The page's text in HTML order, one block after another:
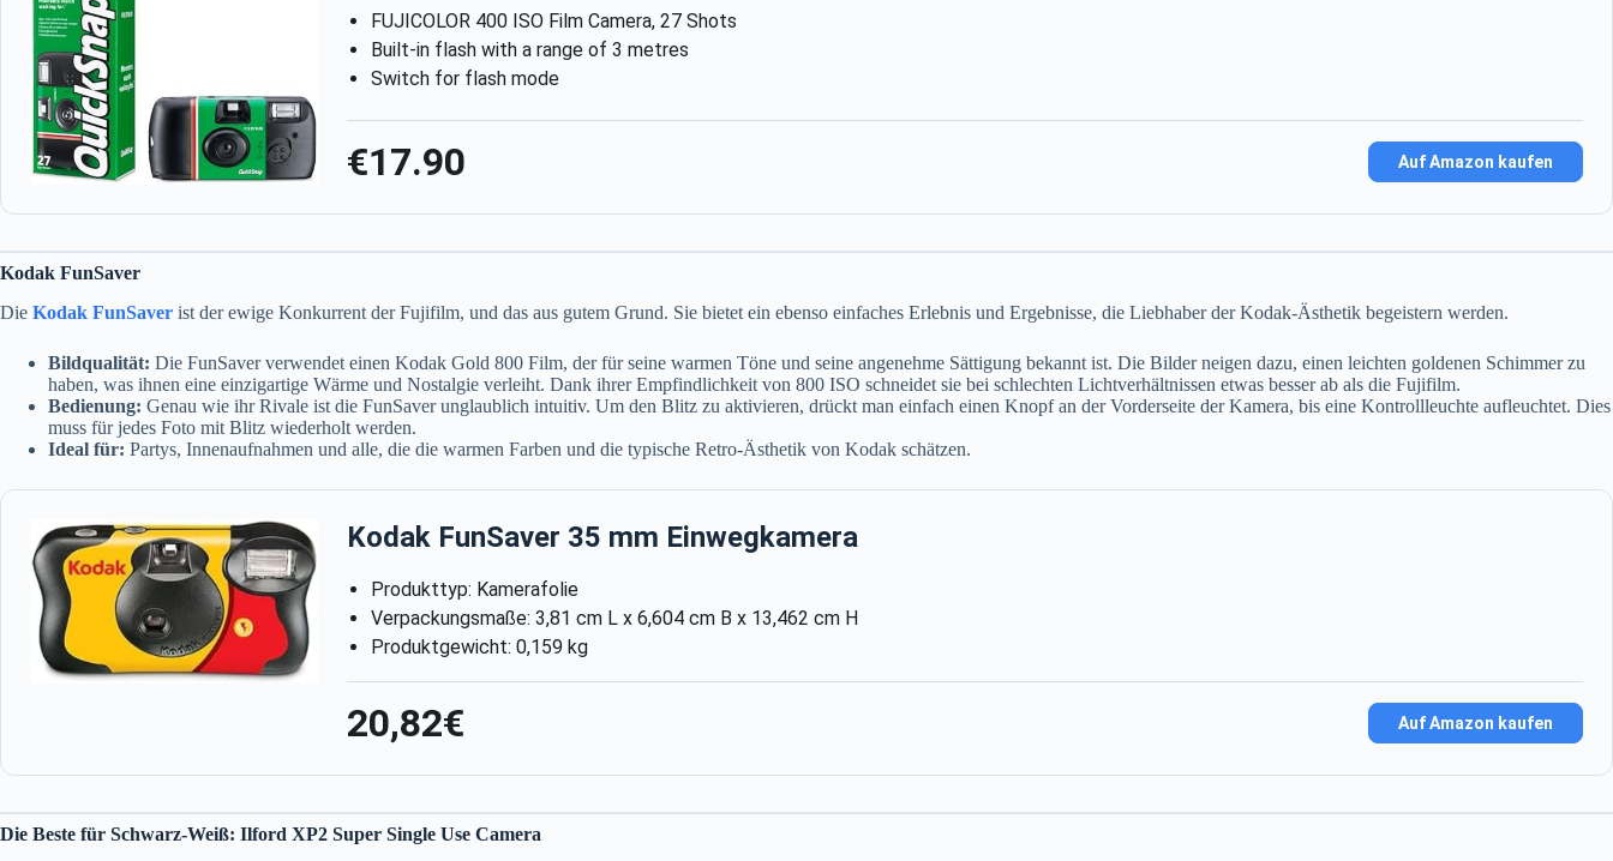
FUJICOLOR 400 ISO Film Camera, 27 Shots
Built-in flash with a range of 3 metres
Switch for flash mode
€17.90 Auf Amazon kaufen
Kodak FunSaver
Die Kodak FunSaver ist der ewige Konkurrent der Fujifilm, und das aus gutem Grund. Sie bietet ein ebenso einfaches Erlebnis und Ergebnisse, die Liebhaber der Kodak-Ästhetik begeistern werden.
Bildqualität: Die FunSaver verwendet einen Kodak Gold 800 Film, der für seine warmen Töne und seine angenehme Sättigung bekannt ist. Die Bilder neigen dazu, einen leichten goldenen Schimmer zu
haben, was ihnen eine einzigartige Wärme und Nostalgie verleiht. Dank ihrer Empfindlichkeit von 800 ISO schneidet sie bei schlechten Lichtverhältnissen etwas besser ab als die Fujifilm.
Bedienung: Genau wie ihr Rivale ist die FunSaver unglaublich intuitiv. Um den Blitz zu aktivieren, drückt man einfach einen Knopf an der Vorderseite der Kamera, bis eine Kontrollleuchte aufleuchtet. Dies
muss für jedes Foto mit Blitz wiederholt werden.
Ideal für: Partys, Innenaufnahmen und alle, die die warmen Farben und die typische Retro-Ästhetik von Kodak schätzen.
Kodak FunSaver 35 mm Einwegkamera
Produkttyp: Kamerafolie
Verpackungsmaße: 3,81 cm L x 6,604 cm B x 13,462 cm H
Produktgewicht: 0,159 kg
20,82€ Auf Amazon kaufen
Die Beste für Schwarz-Weiß: Ilford XP2 Super Single Use Camera